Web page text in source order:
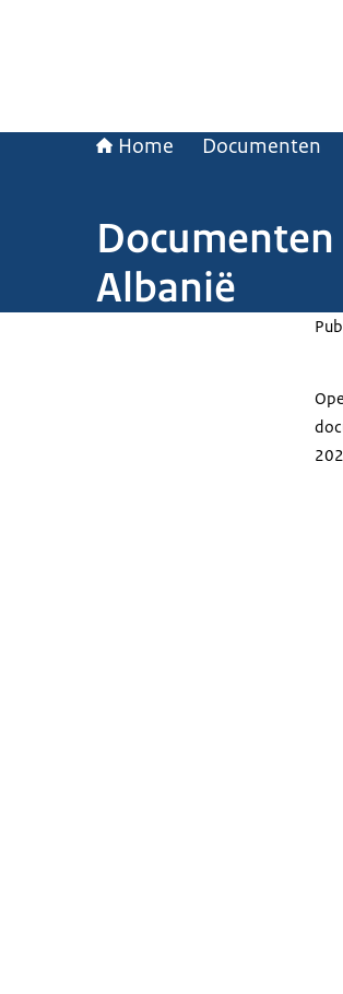
Home Documenten
Albanië